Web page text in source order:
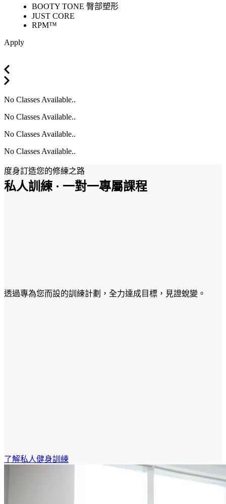
BOOTY TONE 臀部塑形
JUST CORE
RPM™
Apply
No Classes Available..
No Classes Available..
No Classes Available..
No Classes Available..
度身訂造您的修練之路
私人訓練 · 一對一專屬課程
透過專為您而設的訓練計劃，全力達成目標，見證蛻變。
了解私人健身訓練